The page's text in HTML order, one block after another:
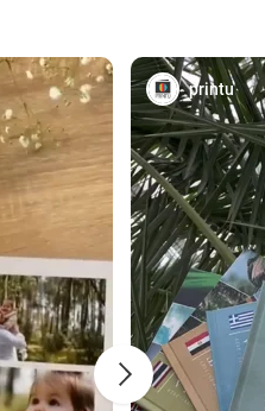
printu